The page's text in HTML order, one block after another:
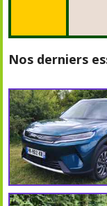
Nos derniers